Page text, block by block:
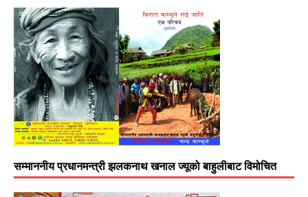
सम्माननीय प्रधानमन्त्री झलकनाथ खनाल ज्यूको बाहुलीबाट विमोचित